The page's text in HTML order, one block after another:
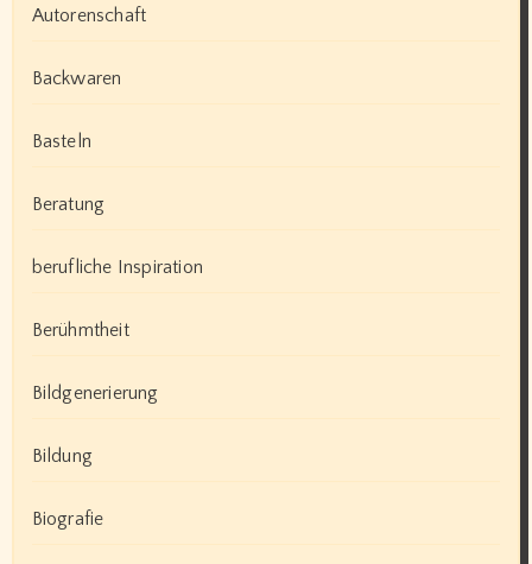
Autorenschaft
Backwaren
Basteln
Beratung
berufliche Inspiration
Berühmtheit
Bildgenerierung
Bildung
Biografie